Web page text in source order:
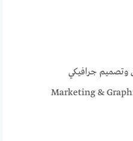
جرافيكي